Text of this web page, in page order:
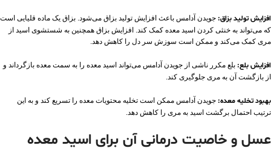
افزایش تولید بزاق: جویدن آدامس باعث افزایش تولید بزاق می‌شود. بزاق یک ماده قلیایی است
که می‌تواند به خنثی کردن اسید معده کمک کند. افزایش بزاق همچنین به شستشوی اسید از
مری کمک می‌کند و ممکن است سوزش سر دل را کاهش دهد.
افزایش بلع: بلع مکرر ناشی از جویدن آدامس می‌تواند اسید معده را به سمت معده بازگرداند و
از بازگشت آن به مری جلوگیری کند.
بهبود تخلیه معده: جویدن آدامس ممکن است تخلیه محتویات معده را تسریع کند و به این
ترتیب احتمال برگشت اسید به مری را کاهش دهد.
عسل و خاصیت درمانی آن برای اسید معده